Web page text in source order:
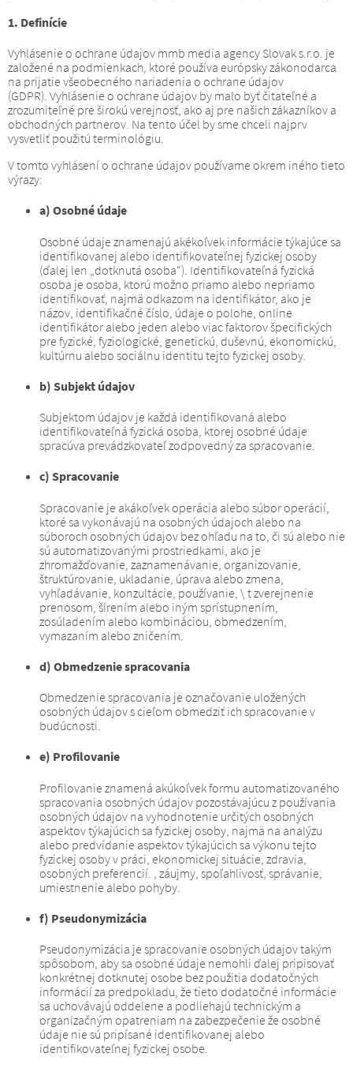
1. Definície
Vyhlásenie o ochrane údajov mmb media agency Slovak s.r.o. je
založené na podmienkach, ktoré používa európsky zákonodarca
na prijatie všeobecného nariadenia o ochrane údajov
(GDPR). Vyhlásenie o ochrane údajov by malo byť čitateľné a
zrozumiteľné pre širokú verejnosť, ako aj pre našich zákazníkov a
obchodných partnerov. Na tento účel by sme chceli najprv
vysvetliť použitú terminológiu.
V tomto vyhlásení o ochrane údajov používame okrem iného tieto
výrazy:
a) Osobné údaje
Osobné údaje znamenajú akékoľvek informácie týkajúce sa
identifikovanej alebo identifikovateľnej fyzickej osoby
(ďalej len „dotknutá osoba“). Identifikovateľná fyzická
osoba je osoba, ktorú možno priamo alebo nepriamo
identifikovať, najmä odkazom na identifikátor, ako je
názov, identifikačné číslo, údaje o polohe, online
identifikátor alebo jeden alebo viac faktorov špecifických
pre fyzické, fyziologické, genetickú, duševnú, ekonomickú,
kultúrnu alebo sociálnu identitu tejto fyzickej osoby.
b) Subjekt údajov
Subjektom údajov je každá identifikovaná alebo
identifikovateľná fyzická osoba, ktorej osobné údaje
spracúva prevádzkovateľ zodpovedný za spracovanie.
c) Spracovanie
Spracovanie je akákoľvek operácia alebo súbor operácií,
ktoré sa vykonávajú na osobných údajoch alebo na
súboroch osobných údajov bez ohľadu na to, či sú alebo nie
sú automatizovanými prostriedkami, ako je
zhromažďovanie, zaznamenávanie, organizovanie,
štruktúrovanie, ukladanie, úprava alebo zmena,
vyhľadávanie, konzultácie, používanie, \ t zverejnenie
prenosom, šírením alebo iným sprístupnením,
zosúladením alebo kombináciou, obmedzením,
vymazaním alebo zničením.
d) Obmedzenie spracovania
Obmedzenie spracovania je označovanie uložených
osobných údajov s cieľom obmedziť ich spracovanie v
budúcnosti.
e) Profilovanie
Profilovanie znamená akúkoľvek formu automatizovaného
spracovania osobných údajov pozostávajúcu z používania
osobných údajov na vyhodnotenie určitých osobných
aspektov týkajúcich sa fyzickej osoby, najmä na analýzu
alebo predvídanie aspektov týkajúcich sa výkonu tejto
fyzickej osoby v práci, ekonomickej situácie, zdravia,
osobných preferencií. , záujmy, spoľahlivosť, správanie,
umiestnenie alebo pohyby.
f) Pseudonymizácia
Pseudonymizácia je spracovanie osobných údajov takým
spôsobom, aby sa osobné údaje nemohli ďalej pripisovať
konkrétnej dotknutej osobe bez použitia dodatočných
informácií za predpokladu, že tieto dodatočné informácie
sa uchovávajú oddelene a podliehajú technickým a
organizačným opatreniam na zabezpečenie že osobné
údaje nie sú pripísané identifikovanej alebo
identifikovateľnej fyzickej osobe.